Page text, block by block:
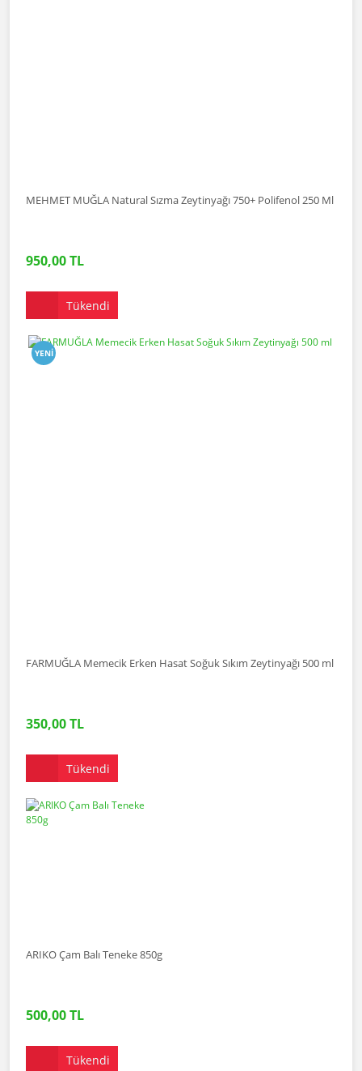
MEHMET MUĞLA Natural Sızma Zeytinyağı 750+ Polifenol 250 Ml
950,00 TL
Tükendi
YENI
FARMUĞLA Memecik Erken Hasat Soğuk Sıkım Zeytinyağı 500 ml
350,00 TL
Tükendi
ARIKO Çam Balı Teneke 850g
500,00 TL
Tükendi